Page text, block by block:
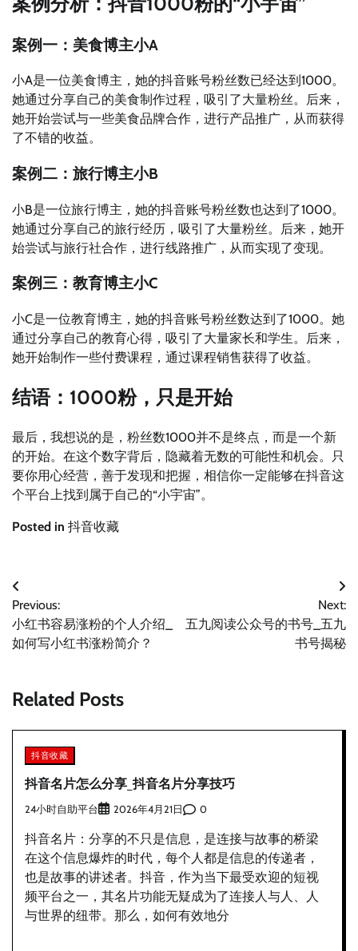
案例一：美食博主小A
小A是一位美食博主，她的抖音账号粉丝数已经达到1000。
她通过分享自己的美食制作过程，吸引了大量粉丝。后来，
她开始尝试与一些美食品牌合作，进行产品推广，从而获得
了不错的收益。
案例二：旅行博主小B
小B是一位旅行博主，她的抖音账号粉丝数也达到了1000。
她通过分享自己的旅行经历，吸引了大量粉丝。后来，她开
始尝试与旅行社合作，进行线路推广，从而实现了变现。
案例三：教育博主小C
小C是一位教育博主，她的抖音账号粉丝数达到了1000。她
通过分享自己的教育心得，吸引了大量家长和学生。后来，
她开始制作一些付费课程，通过课程销售获得了收益。
结语：1000粉，只是开始
最后，我想说的是，粉丝数1000并不是终点，而是一个新
的开始。在这个数字背后，隐藏着无数的可能性和机会。只
要你用心经营，善于发现和把握，相信你一定能够在抖音这
个平台上找到属于自己的“小宇宙”。
Posted in 抖音收藏
文
章
导
Previous:
小红书容易涨粉的个人介绍_
如何写小红书涨粉简介？
Next:
五九阅读公众号的书号_五九
书号揭秘
Related Posts
抖音收藏
抖音名片怎么分享_抖音名片分享技巧
24小时自助平台 2026年4月21日 0
抖音名片：分享的不只是信息，是连接与故事的桥梁
在这个信息爆炸的时代，每个人都是信息的传递者，
也是故事的讲述者。抖音，作为当下最受欢迎的短视
频平台之一，其名片功能无疑成为了连接人与人、人
与世界的纽带。那么，如何有效地分